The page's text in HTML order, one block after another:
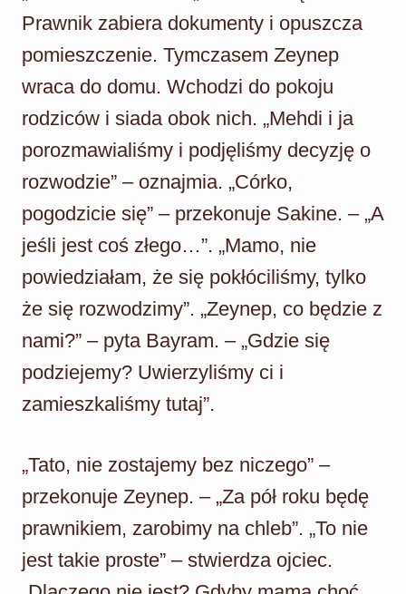
Prawnik zabiera dokumenty i opuszcza
pomieszczenie. Tymczasem Zeynep
wraca do domu. Wchodzi do pokoju
rodziców i siada obok nich. „Mehdi i ja
porozmawialiśmy i podjęliśmy decyzję o
rozwodzie” – oznajmia. „Córko,
pogodzicie się” – przekonuje Sakine. – „A
jeśli jest coś złego…”. „Mamo, nie
powiedziałam, że się pokłóciliśmy, tylko
że się rozwodzimy”. „Zeynep, co będzie z
nami?” – pyta Bayram. – „Gdzie się
podziejemy? Uwierzyliśmy ci i
zamieszkaliśmy tutaj”.
„Tato, nie zostajemy bez niczego” –
przekonuje Zeynep. – „Za pół roku będę
prawnikiem, zarobimy na chleb”. „To nie
jest takie proste” – stwierdza ojciec.